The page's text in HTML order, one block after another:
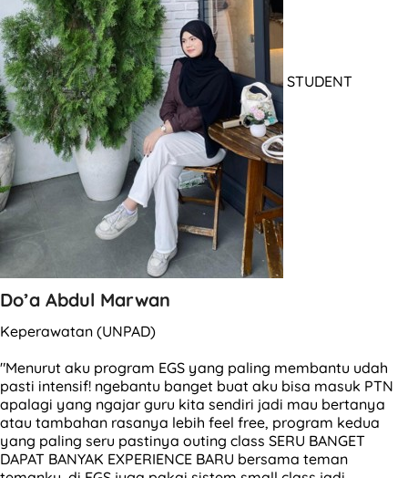
STUDENT
Do’a Abdul Marwan
Keperawatan (UNPAD)
"Menurut aku program EGS yang paling membantu udah
pasti intensif! ngebantu banget buat aku bisa masuk PTN
apalagi yang ngajar guru kita sendiri jadi mau bertanya
atau tambahan rasanya lebih feel free, program kedua
yang paling seru pastinya outing class SERU BANGET
DAPAT BANYAK EXPERIENCE BARU bersama teman